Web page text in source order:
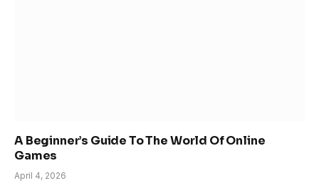
A Beginner’s Guide To The World Of Online
Games
April 4, 2026